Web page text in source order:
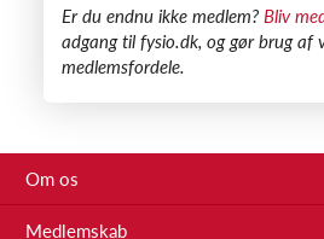
​Er du endnu ikke medlem? Bliv
adgang til fysio.dk, og gør brug af
medlemsfordele.
Om os
Medlemskab